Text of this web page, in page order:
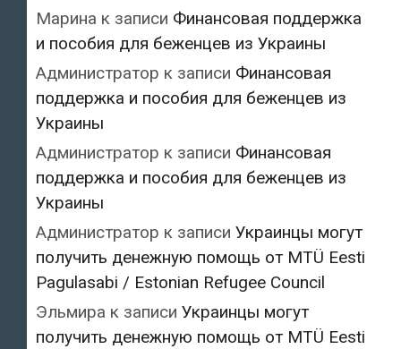
Марина к записи Финансовая поддержка
и пособия для беженцев из Украины
Администратор к записи Финансовая
поддержка и пособия для беженцев из
Украины
Администратор к записи Финансовая
поддержка и пособия для беженцев из
Украины
Администратор к записи Украинцы могут
получить денежную помощь от MTÜ Eesti
Pagulasabi / Estonian Refugee Council
Эльмира к записи Украинцы могут
получить денежную помощь от MTÜ Eesti